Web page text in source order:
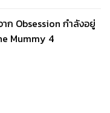
ก Obsession กำลังอยู่
Mummy 4